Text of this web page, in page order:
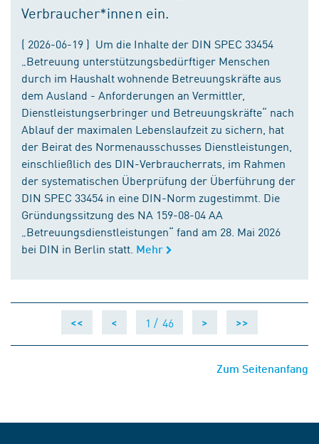
Verbraucher*innen ein.
( 2026-06-19 ) Um die Inhalte der DIN SPEC 33454
„Betreuung unterstützungsbedürftiger Menschen
durch im Haushalt wohnende Betreuungskräfte aus
dem Ausland - Anforderungen an Vermittler,
Dienstleistungserbringer und Betreuungskräfte“ nach
Ablauf der maximalen Lebenslaufzeit zu sichern, hat
der Beirat des Normenausschusses Dienstleistungen,
einschließlich des DIN-Verbraucherrats, im Rahmen
der systematischen Überprüfung der Überführung der
DIN SPEC 33454 in eine DIN-Norm zugestimmt. Die
Gründungssitzung des NA 159-08-04 AA
„Betreuungsdienstleistungen“ fand am 28. Mai 2026
bei DIN in Berlin statt. Mehr
<< < 1 / 46 > >>
Zum Seitenanfang